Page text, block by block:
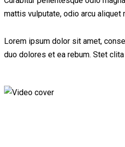
mattis vulputate, odio arcu
Lorem ipsum dolor sit amet,
duo dolores et ea rebum. Stet